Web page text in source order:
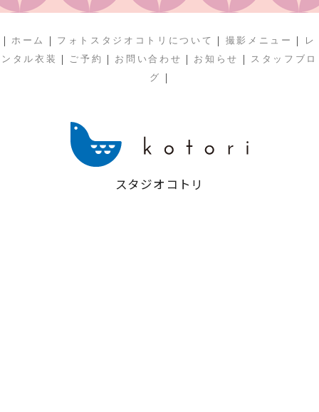
|ホーム | フォトスタジオコトリについて | 撮影メニュー |
レ
ンタル衣装
| ご予約 | お問い合わせ | お知らせ |
スタッフブロ
グ
|
スタジオコトリ